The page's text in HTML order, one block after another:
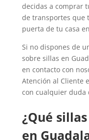
decidas a comprar
de transportes que
puerta de tu casa
Si no dispones de
sobre sillas en
en contacto con
Atención al Cliente
con cualquier duda
¿Qué
en